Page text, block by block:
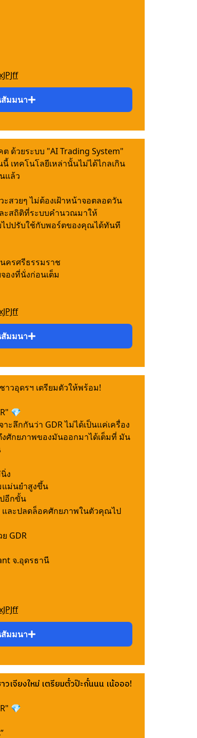
สัมมนา
ด้วยระบบ "AI Trading System"
เทคโนโลยีเหล่านั้นไม่ได้ไกลเกิน
แล้ว
ะสวยๆ ไม่ต้องเฝ้าหน้าจอตลอดวัน
ะสถิติที่ระบบคำนวณมาให้
ไปปรับใช้กับพอร์ตของคุณได้ทันที
ครศรีธรรมราช
องที่นั่งก่อนเต็ม
สัมมนา
วอุดรฯ เตรียมตัวให้พร้อม!
💎
ะลึกกันว่า GDR ไม่ได้เป็นแค่เครื่อง
ศักยภาพของมันออกมาได้เต็มที่ มัน
ง
ม่นยำสูงขึ้น
อีกขั้น
และปลดล็อคศักยภาพในตัวคุณไป
GDR
จ.อุดรธานี
สัมมนา
เจียงใหม่ เตรียมตั๋วป๊ะกั๋นนน เน้อออ!
💎